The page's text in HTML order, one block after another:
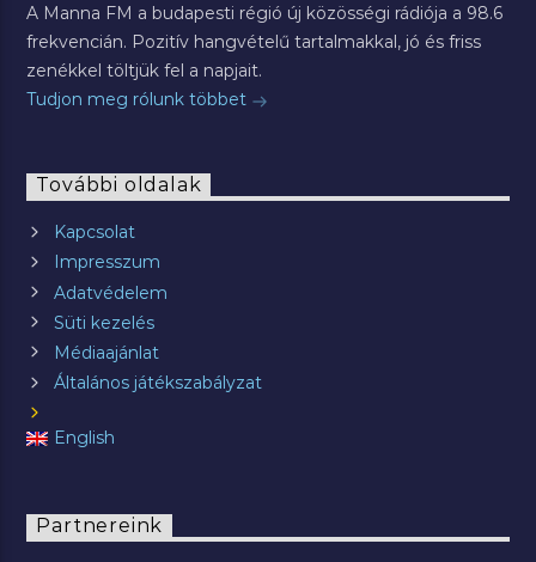
A Manna FM a budapesti régió új közösségi rádiója a 98.6
frekvencián. Pozitív hangvételű tartalmakkal, jó és friss
zenékkel töltjük fel a napjait.
Tudjon meg rólunk többet
További oldalak
Kapcsolat
Impresszum
Adatvédelem
Süti kezelés
Médiaajánlat
Általános játékszabályzat
English
Partnereink